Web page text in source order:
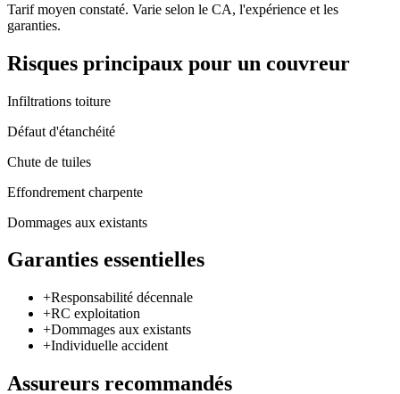
Tarif moyen constaté. Varie selon le CA, l'expérience et les
garanties.
Risques principaux pour un couvreur
Infiltrations toiture
Défaut d'étanchéité
Chute de tuiles
Effondrement charpente
Dommages aux existants
Garanties essentielles
+Responsabilité décennale
+RC exploitation
+Dommages aux existants
+Individuelle accident
Assureurs recommandés